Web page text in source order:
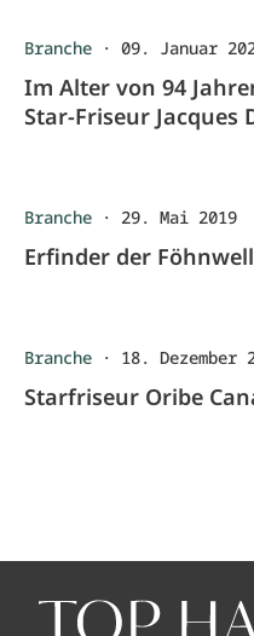
Branche · 09. Januar
Im Alter von 94
Star-Friseur Jacques
Branche · 29. Mai 2019
Erfinder der
Branche · 18. Dezember
Starfriseur Oribe